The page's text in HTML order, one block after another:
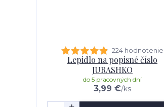
224 hodnotenie
Lepidlo na popisné číslo
JURASHKO
3,99 €/ks
do 5 pracovných dní